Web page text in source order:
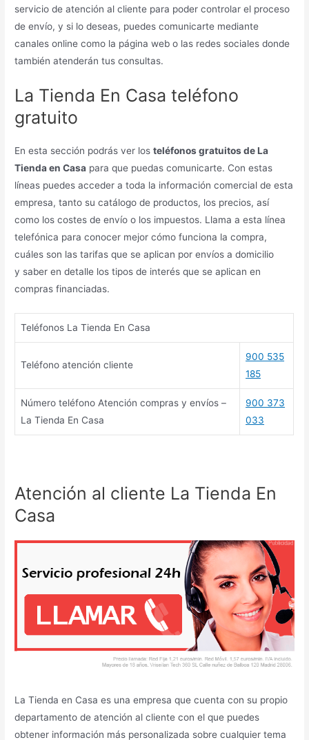
servicio de atención al cliente para poder controlar el proceso
de envío, y si lo deseas, puedes comunicarte mediante
canales online como la página web o las redes sociales donde
también atenderán tus consultas.
La Tienda En Casa teléfono
gratuito
En esta sección podrás ver losteléfonos gratuitos de La
Tienda en Casa para que puedas comunicarte. Con estas
líneas puedes acceder a toda la información comercial de esta
empresa, tanto su catálogo de productos, los precios, así
como los costes de envío o los impuestos. Llama a esta línea
telefónica para conocer mejor cómo funciona la compra,
cuáles son las tarifas que se aplican por envíos a domicilio
y saber en detalle los tipos de interés que se aplican en
compras financiadas.
Teléfonos La Tienda En Casa
Teléfono atención cliente
900 535
185
Número teléfono Atención compras y envíos –
La Tienda En Casa
900 373
033
Atención al cliente La Tienda En
Casa
La Tienda en Casa es una empresa que cuenta con su propio
departamento de atención al cliente con el que puedes
obtener información más personalizada sobre cualquier tema